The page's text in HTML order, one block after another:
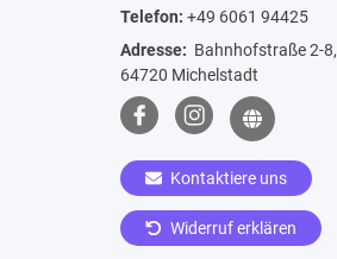
Telefon: +49 6061 94425
Adresse: Bahnhofstraße 2-8,
64720 Michelstadt
Kontaktiere uns
Widerruf erklären